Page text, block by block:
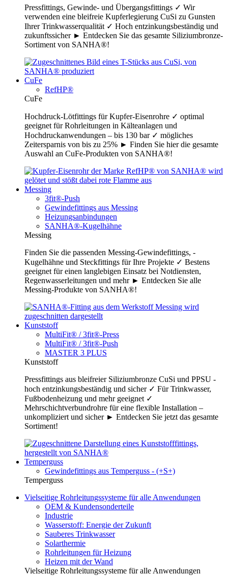
Pressfittings, Gewinde- und Übergangsfittings ✓ Wir
verwenden eine bleifreie Kupferlegierung CuSi zu Gunsten
Ihrer Trinkwasserqualität ✓ Hoch entzinkungsbeständig und
zukunftssicher ► Entdecken Sie das gesamte Siliziumbronze-
Sortiment von SANHA®!
CuFe
RefHP®
CuFe
Hochdruck-Lötfittings für Kupfer-Eisenrohre ✓ optimal
geeignet für Rohrleitungen in Kälteanlagen und
Hochdruckanwendungen – bis 130 bar ✓ mögliches
Zeitersparnis von bis zu 25% ► Finden Sie hier die gesamte
Auswahl an CuFe-Produkten von SANHA®!
Messing
3fit®-Push
Gewindefittings aus Messing
Heizungsanbindungen
SANHA®-Kugelhähne
Messing
Finden Sie die passenden Messing-Gewindefittings, -
Kugelhähne und Steckfittings für Ihre Projekte ✓ Bestens
geeignet für einen langlebigen Einsatz bei Notdiensten,
Regenwasserleitungen und mehr ► Entdecken Sie alle
Messing-Produkte von SANHA®!
Kunststoff
MultiFit® / 3fit®-Press
MultiFit® / 3fit®-Push
MASTER 3 PLUS
Kunststoff
Pressfittings aus bleifreier Siliziumbronze CuSi und PPSU -
hoch entzinkungsbeständig und sicher ✓ Für Trinkwasser,
Fußbodenheizung und mehr geeignet ✓
Mehrschichtverbundrohre für eine flexible Installation –
unkompliziert und sicher ► Entdecken Sie jetzt das gesamte
Sortiment!
Temperguss
Gewindefittings aus Temperguss - (+S+)
Temperguss
Vielseitige Rohrleitungssysteme für alle Anwendungen
OEM & Kundensonderteile
Industrie
Wasserstoff: Energie der Zukunft
Sauberes Trinkwasser
Solarthermie
Rohrleitungen für Heizung
Heizen mit der Wand
Vielseitige Rohrleitungssysteme für alle Anwendungen